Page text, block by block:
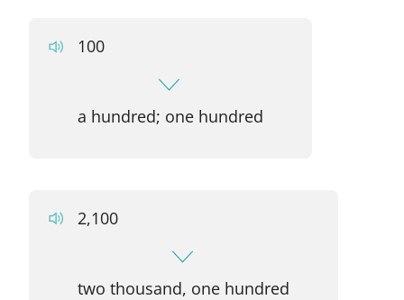
100
a hundred; one hundred
2,100
two thousand, one hundred